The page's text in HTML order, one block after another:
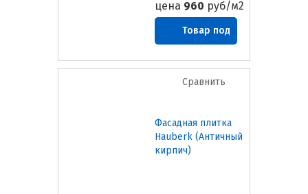
цена 960 руб/м2
Товар под
заказ
Сравнить
Фасадная плитка
Hauberk (Античный
кирпич)